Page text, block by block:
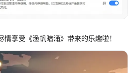
享受《渔帆暗涌》带来的乐趣啦！